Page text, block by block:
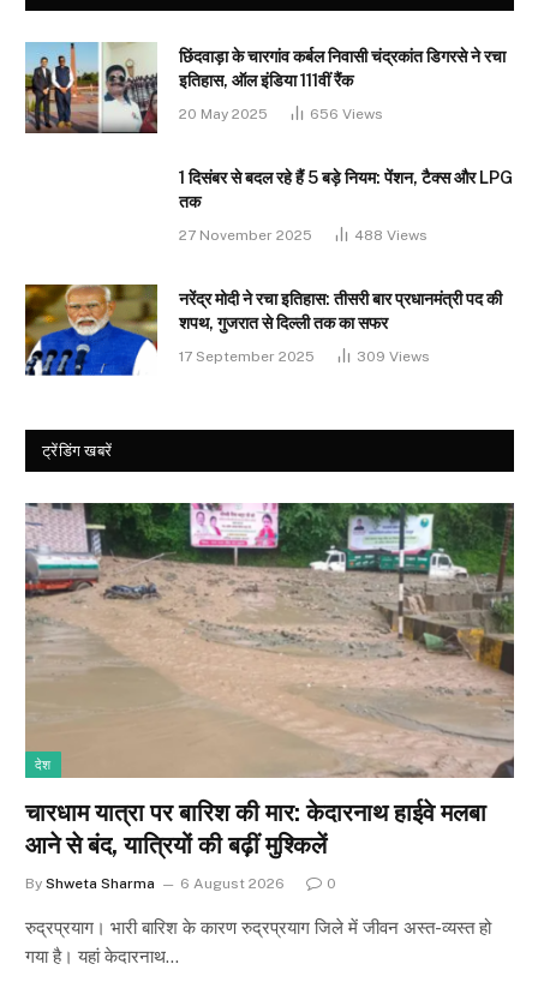
छिंदवाड़ा के चारगांव कर्बल निवासी चंद्रकांत डिगरसे ने रचा
इतिहास, ऑल इंडिया 111वीं रैंक
20 May 2025 656 Views
1 दिसंबर से बदल रहे हैं 5 बड़े नियम: पेंशन, टैक्स और LPG
तक
27 November 2025 488 Views
नरेंद्र मोदी ने रचा इतिहास: तीसरी बार प्रधानमंत्री पद की
शपथ, गुजरात से दिल्ली तक का सफर
17 September 2025 309 Views
ट्रेंडिंग खबरें
देश
चारधाम यात्रा पर बारिश की मार: केदारनाथ हाईवे मलबा
आने से बंद, यात्रियों की बढ़ीं मुश्किलें
By Shweta Sharma 6 August 2026 0
रुद्रप्रयाग। भारी बारिश के कारण रुद्रप्रयाग जिले में जीवन अस्त-व्यस्त हो
गया है। यहां केदारनाथ…